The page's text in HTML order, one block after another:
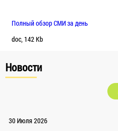
Полный обзор СМИ за день
doc, 142 Kb
Новости
30 Июля 2026